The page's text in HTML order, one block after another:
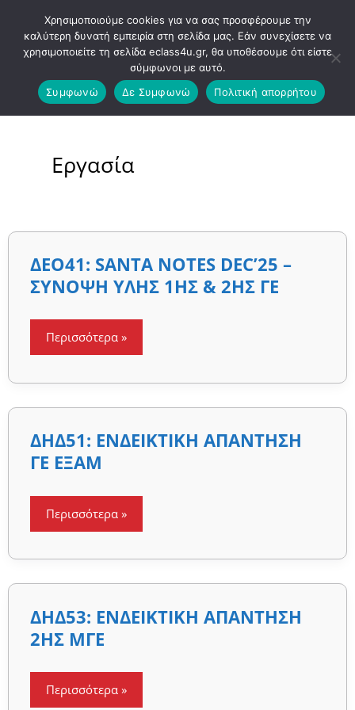
Μετάβαση
περιεχόμενο
Εργασία
ΔΕΟ41: SANTA NOTES DEC’25 –
ΣΥΝΟΨΗ ΥΛΗΣ 1ΗΣ & 2ΗΣ ΓΕ
ΔΕΟ41:
SANTA
NOTES
DEC’25
ΥΛΗΣ
1ΗΣ
&
2ΗΣ
Περισσότερα »
ΔΗΔ51: ΕΝΔΕΙΚΤΙΚΗ ΑΠΑΝΤΗΣΗ
ΓΕ ΕΞΑΜ
ΔΗΔ51:
ΕΝΔΕΙΚΤΙΚΗ
ΑΠΑΝΤΗΣΗ
ΓΕ
Περισσότερα »
ΔΗΔ53: ΕΝΔΕΙΚΤΙΚΗ ΑΠΑΝΤΗΣΗ
2ΗΣ ΜΓΕ
ΔΗΔ53:
ΕΝΔΕΙΚΤΙΚΗ
ΑΠΑΝΤΗΣΗ
2ΗΣ
Περισσότερα »
Χρησιμοποιούμε cookies για να σας προσφέρουμε την
καλύτερη δυνατή εμπειρία στη σελίδα μας. Εάν συνεχίσετε να
χρησιμοποιείτε τη σελίδα eclass4u.gr, θα υποθέσουμε ότι είστε
σύμφωνοι με αυτό.
Συμφωνώ
Δε Συμφωνώ Πολιτική απορρήτου